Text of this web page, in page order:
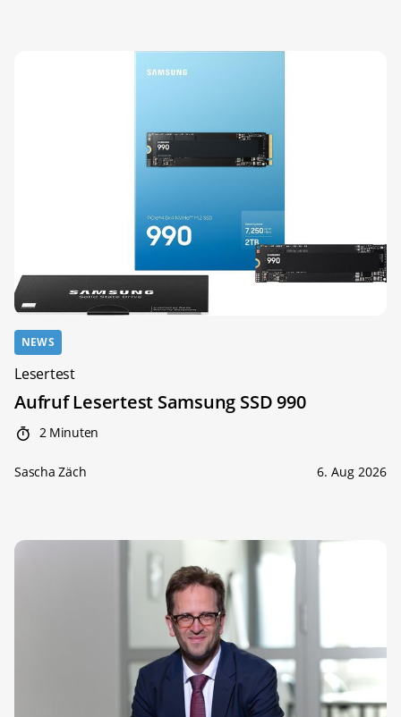
NEWS
Lesertest
Aufruf Lesertest Samsung SSD 990
2 Minuten
Sascha Zäch 6. Aug 2026